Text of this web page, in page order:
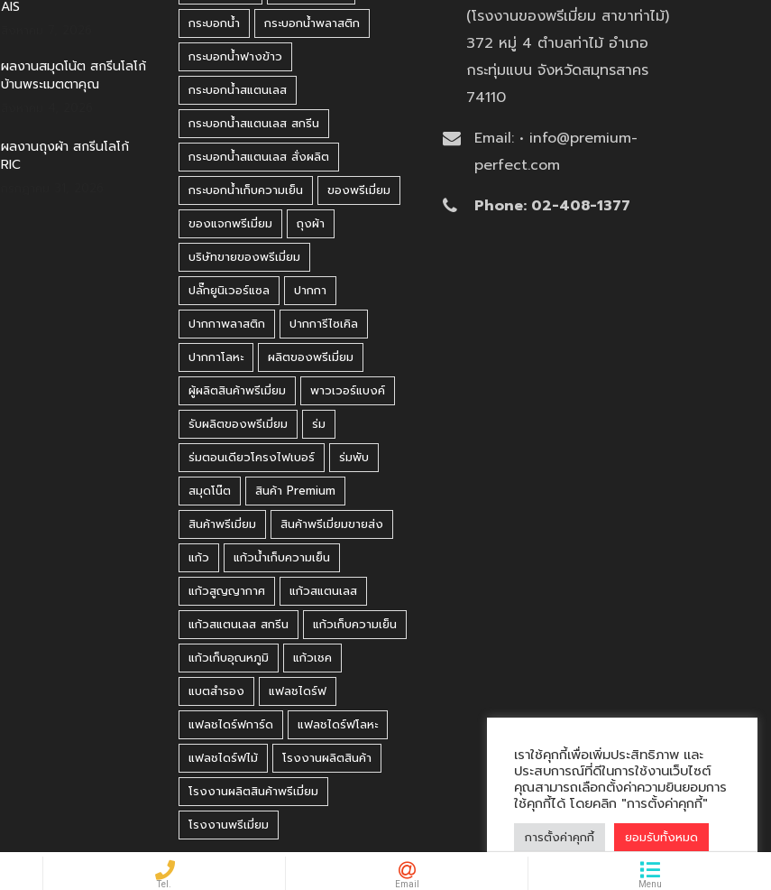
AIS
ผลงานสมุดโน้ต สกรีนโลโก้
บ้านพระเมตตาคุณ
ผลงานถุงผ้า สกรีนโลโก้
RIC
กระบอกน้ำ
กระบอกน้ำพลาสติก
กระบอกน้ำฟางข้าว
กระบอกน้ำสแตนเลส
กระบอกน้ำสแตนเลส สกรีน
กระบอกน้ำสแตนเลส สั่งผลิต
กระบอกน้ำเก็บความเย็น
ของพรีเมี่ยม
ของแจกพรีเมี่ยม
ถุงผ้า
บริษัทขายของพรีเมี่ยม
ปลั๊กยูนิเวอร์แซล
ปากกา
ปากกาพลาสติก
ปากการีไซเคิล
ปากกาโลหะ
ผลิตของพรีเมี่ยม
ผู้ผลิตสินค้าพรีเมี่ยม
พาวเวอร์แบงค์
รับผลิตของพรีเมี่ยม
ร่ม
ร่มตอนเดียวโครงไฟเบอร์
ร่มพับ
สมุดโน๊ต
สินค้า Premium
สินค้าพรีเมี่ยม
สินค้าพรีเมี่ยมขายส่ง
แก้ว
แก้วน้ำเก็บความเย็น
แก้วสูญญากาศ
แก้วสแตนเลส
แก้วสแตนเลส สกรีน
แก้วเก็บความเย็น
แก้วเก็บอุณหภูมิ
แก้วเชค
แบตสำรอง
แฟลชไดร์ฟ
แฟลชไดร์ฟการ์ด
แฟลชไดร์ฟโลหะ
แฟลชไดร์ฟไม้
โรงงานผลิตสินค้า
โรงงานผลิตสินค้าพรีเมี่ยม
โรงงานพรีเมี่ยม
(โรงงานของพรีเมี่ยม สาขาท่าไม้)
372 หมู่ 4 ตำบลท่าไม้ อำเภอ
กระทุ่มแบน จังหวัดสมุทรสาคร
74110
Email: • info@premium-
perfect.com
Phone: 02-408-1377
เราใช้คุกกี้เพื่อเพิ่มประสิทธิภาพ และ
ประสบการณ์ที่ดีในการใช้งานเว็บไซต์
คุณสามารถเลือกตั้งค่าความยินยอมการ
ใช้คุกกี้ได้ โดยคลิก "การตั้งค่าคุกกี้"
การตั้งค่าคุกกี้ ยอมรับทั้งหมด